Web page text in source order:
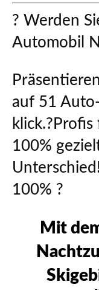
? Werden
Automobil
auf 51
100%
100% ?
Mit